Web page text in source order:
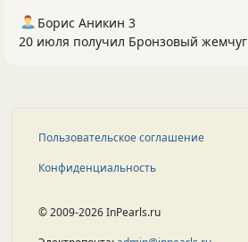
Борис Аникин 3
20 июля получил Бронзовый жемчуг
Пользовательское соглашение
Конфиденциальность
© 2009-2026 InPearls.ru